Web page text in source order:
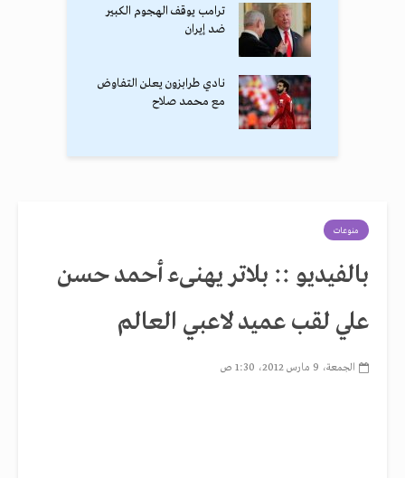
ترامب يوقف الهجوم الكبير
ضد إيران
نادي طرابزون يعلن التفاوض
مع محمد صلاح
منوعات
بالفيديو :: بلاتر يهنىء أحمد حسن
علي لقب عميد لاعبي العالم
الجمعة، 9 مارس 2012، 1:30 ص